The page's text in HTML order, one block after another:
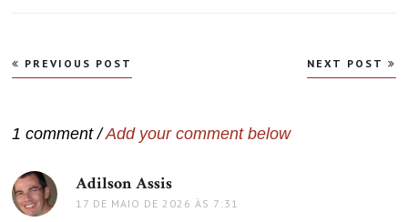
Navegação
de
PREVIOUS POST NEXT POST
1 comment /Add your comment below
Adilson Assis
17 DE MAIO DE 2026 ÀS 7:31